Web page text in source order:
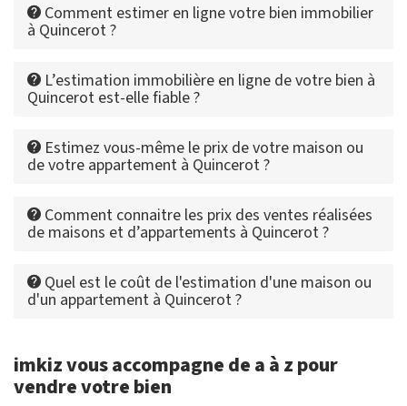
Comment estimer en ligne votre bien immobilier
à Quincerot ?
L’estimation immobilière en ligne de votre bien à
Quincerot est-elle fiable ?
Estimez vous-même le prix de votre maison ou
de votre appartement à Quincerot ?
Comment connaitre les prix des ventes réalisées
de maisons et d’appartements à Quincerot ?
Quel est le coût de l'estimation d'une maison ou
d'un appartement à Quincerot ?
imkiz vous accompagne de a à z pour
vendre votre bien